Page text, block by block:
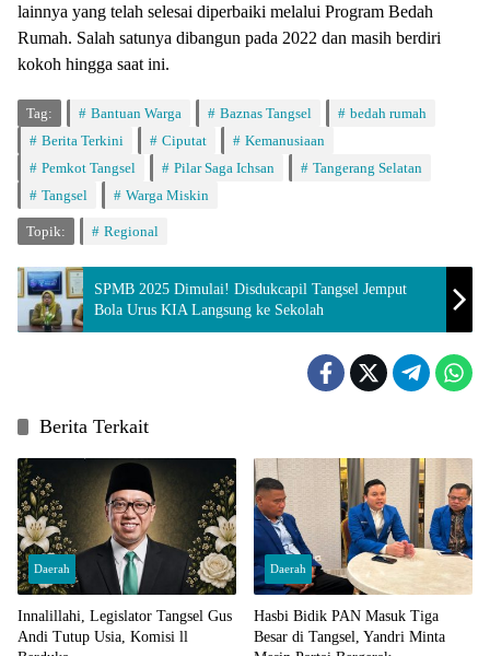
lainnya yang telah selesai diperbaiki melalui Program Bedah
Rumah. Salah satunya dibangun pada 2022 dan masih berdiri
kokoh hingga saat ini.
Tag: Bantuan Warga Baznas Tangsel
bedah rumah
Berita Terkini
Ciputat
Kemanusiaan
Pemkot Tangsel
Pilar Saga Ichsan
Tangerang Selatan
Tangsel
Warga Miskin
Topik: Regional
SPMB 2025 Dimulai! Disdukcapil Tangsel Jemput
Bola Urus KIA Langsung ke Sekolah
Berita Terkait
Daerah
Innalillahi, Legislator Tangsel Gus
Andi Tutup Usia, Komisi ll
Daerah
Hasbi Bidik PAN Masuk Tiga
Besar di Tangsel, Yandri Minta